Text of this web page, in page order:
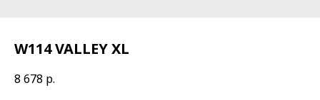
W114 VALLEY XL
8 678 р.